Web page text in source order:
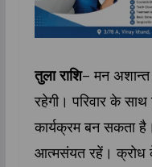
तुला राशि– मन अशान्त
रहेगी। परिवार के साथ
कार्यक्रम बन सकता
आत्मसंयत रहें। क्रोध